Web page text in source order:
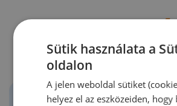
Sütik használata a
oldalon
A jelen weboldal sütiket
helyez el az eszközeiden, hogy